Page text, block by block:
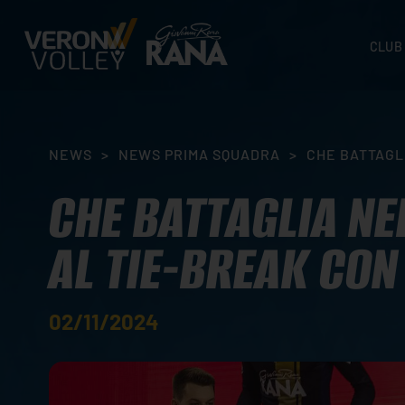
CLUB
NEWS > NEWS PRIMA SQUADRA > CHE
CHE BATTAGLIA
AL TIE-BREAK
02/11/2024